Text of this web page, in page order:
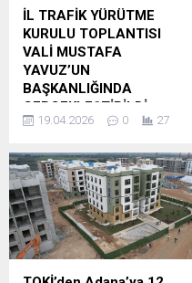
nedeniyle yapılan eylemler
devam ediyor. Bu kapsamda
8 Temmuzda kurulan adalet
çadırı da hem Adana içinden
hem de Adana dışından...
İL TRAFİK YÜRÜTME
KURULU TOPLANTISI
VALİ MUSTAFA
YAVUZ’UN
BAŞKANLIĞINDA
GERÇEKLEŞTİRİLDİ
İl Trafik Yürütme Kurulu
Yavuz’un başkanlığında
makam toplantı salonunda
gerçekleştirildi. Vali
Yardımcısı İbrahim Küçük ve
ilgili kamu kurum
temsilcilerinin katıldığı
toplantıda, şehrimizin trafik
19.04.2026 0 27